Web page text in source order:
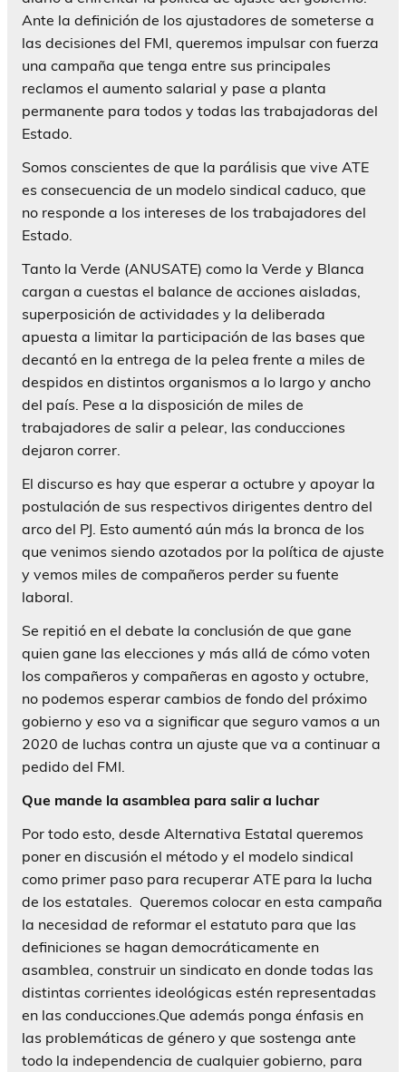
Ante la definición de los ajustadores de someterse a
las decisiones del FMI, queremos impulsar con fuerza
una campaña que tenga entre sus principales
reclamos el aumento salarial y pase a planta
permanente para todos y todas las trabajadoras del
Estado.
Somos conscientes de que la parálisis que vive ATE
es consecuencia de un modelo sindical caduco, que
no responde a los intereses de los trabajadores del
Estado.
Tanto la Verde (ANUSATE) como la Verde y Blanca
cargan a cuestas el balance de acciones aisladas,
superposición de actividades y la deliberada
apuesta a limitar la participación de las bases que
decantó en la entrega de la pelea frente a miles de
despidos en distintos organismos a lo largo y ancho
del país. Pese a la disposición de miles de
trabajadores de salir a pelear, las conducciones
dejaron correr.
El discurso es hay que esperar a octubre y apoyar la
postulación de sus respectivos dirigentes dentro del
arco del PJ. Esto aumentó aún más la bronca de los
que venimos siendo azotados por la política de ajuste
y vemos miles de compañeros perder su fuente
laboral.
Se repitió en el debate la conclusión de que gane
quien gane las elecciones y más allá de cómo voten
los compañeros y compañeras en agosto y octubre,
no podemos esperar cambios de fondo del próximo
gobierno y eso va a significar que seguro vamos a un
2020 de luchas contra un ajuste que va a continuar a
pedido del FMI.
Que mande la asamblea para salir a luchar
Por todo esto, desde Alternativa Estatal queremos
poner en discusión el método y el modelo sindical
como primer paso para recuperar ATE para la lucha
de los estatales. Queremos colocar en esta campaña
la necesidad de reformar el estatuto para que las
definiciones se hagan democráticamente en
asamblea, construir un sindicato en donde todas las
distintas corrientes ideológicas estén representadas
en las conducciones.Que además ponga énfasis en
las problemáticas de género y que sostenga ante
todo la independencia de cualquier gobierno, para